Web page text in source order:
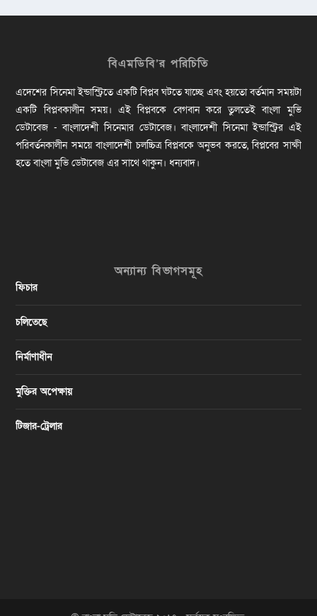
বিএমডিবি’র পরিচিতি
এদেশের সিনেমা ইন্ডাস্ট্রিতে একটি বিপ্লব ঘটতে যাচ্ছে এবং হয়তো বর্তমান সময়টা
একটি বিপ্লবকালীন সময়। এই বিপ্লবকে বেগবান করে তুলতেই বাংলা মুভি
ডেটাবেজ - বাংলাদেশী সিনেমার ডেটাবেজ। বাংলাদেশী সিনেমা ইন্ডাস্ট্রির এই
পরিবর্তনকালীন সময়ে বাংলাদেশী চলচ্চিত্র বিপ্লবকে অনুভব করতে, বিপ্লবের সাক্ষী
হতে বাংলা মুভি ডেটাবেজ এর সাথে থাকুন। ধন্যবাদ।
অন্যান্য বিভাগসমূহ
ফিচার
চলিতেছে
নির্মাণাধীন
মুক্তির অপেক্ষায়
টিজার-ট্রেলার